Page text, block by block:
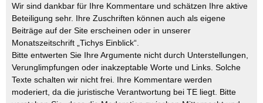
Wir sind dankbar für Ihre Kommentare und schätzen Ihre aktive
Beteiligung sehr. Ihre Zuschriften können auch als eigene
Beiträge auf der Site erscheinen oder in unserer
Monatszeitschrift „Tichys Einblick“.
Bitte entwerten Sie Ihre Argumente nicht durch Unterstellungen,
Verunglimpfungen oder inakzeptable Worte und Links. Solche
Texte schalten wir nicht frei. Ihre Kommentare werden
moderiert, da die juristische Verantwortung bei TE liegt. Bitte